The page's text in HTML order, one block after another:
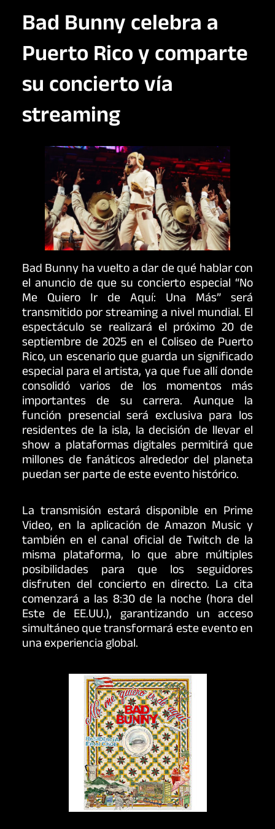
Bad Bunny celebra a
Puerto Rico y comparte
su concierto vía
streaming
Bad Bunny ha vuelto a dar de qué hablar con
el anuncio de que su concierto especial “No
Me Quiero Ir de Aquí: Una Más” será
transmitido por streaming a nivel mundial. El
espectáculo se realizará el próximo 20 de
septiembre de 2025 en el Coliseo de Puerto
Rico, un escenario que guarda un significado
especial para el artista, ya que fue allí donde
consolidó varios de los momentos más
importantes de su carrera. Aunque la
función presencial será exclusiva para los
residentes de la isla, la decisión de llevar el
show a plataformas digitales permitirá que
millones de fanáticos alrededor del planeta
puedan ser parte de este evento histórico.
La transmisión estará disponible en Prime
Video, en la aplicación de Amazon Music y
también en el canal oficial de Twitch de la
misma plataforma, lo que abre múltiples
posibilidades para que los seguidores
disfruten del concierto en directo. La cita
comenzará a las 8:30 de la noche (hora del
Este de EE.UU.), garantizando un acceso
simultáneo que transformará este evento en
una experiencia global.